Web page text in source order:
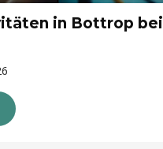
in Bottrop bei